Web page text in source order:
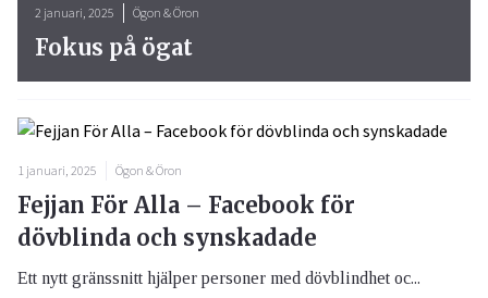
2 januari, 2025 Ögon & Öron
Fokus på ögat
1 januari, 2025 Ögon & Öron
Fejjan För Alla – Facebook för
dövblinda och synskadade
Ett nytt gränssnitt hjälper personer med dövblindhet oc...